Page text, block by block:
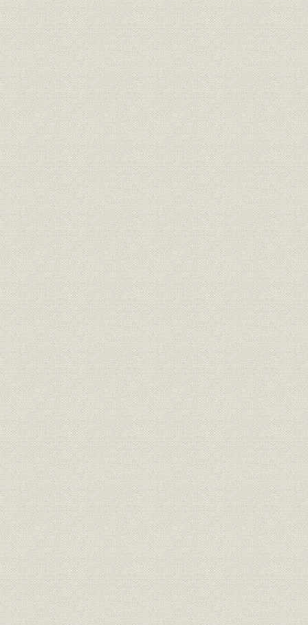
銀行;財務・業績
山陰地方の普通銀行(専業)の推
移(大正時代)
大正元年
(1926年)
銀行;経営
山陰地方の普通銀行の預金・貸
出金の推移
大正3年
(1919年)
貯蓄;融資
山陰地方6都市の預金・貸出金
状況
大正10年
銀行
山陰地方本店銀行数の異動(大正
時代)
大正元年
(1926年)末
金融;貯蓄 金融恐慌による預金増減状況
昭和元年
(1927年)末
銀行 銀行法による無資格銀行一覧 昭和2年
銀行 普通銀行数の推移
昭和3年
(1941年)
銀行;財務・業績 山陰地方の普通銀行の主要勘定
昭和2年
(1936年)
銀行;財務・業績 山陰地方の貯蓄銀行の主要勘定
昭和2年
(1936年)
銀行;資金 山陰貯蓄銀行の職業別貸出残高 昭和8年